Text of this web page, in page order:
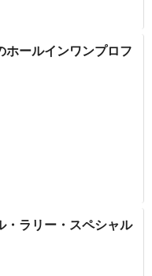
ホールインワンプロフ
・ラリー・スペシャル